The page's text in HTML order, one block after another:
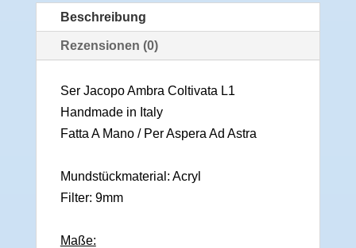
Beschreibung
Rezensionen (0)
Ser Jacopo Ambra Coltivata L1
Handmade in Italy
Fatta A Mano / Per Aspera Ad Astra
Mundstückmaterial: Acryl
Filter: 9mm
Maße: